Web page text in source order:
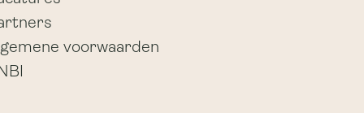
voorwaarden